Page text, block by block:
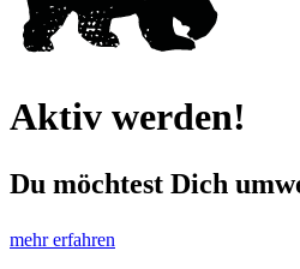
Aktiv werden!
Du möchtest Dich
mehr erfahren